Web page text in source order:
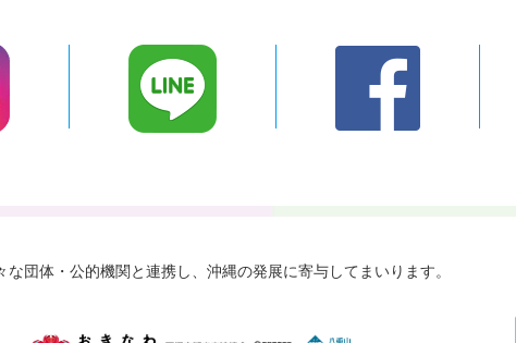
な団体・公的機関と連携し、 沖縄の発展に寄与してまいります。